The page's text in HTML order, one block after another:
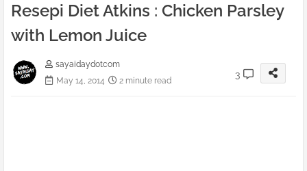
Resepi Diet Atkins : Chicken Parsley
with Lemon Juice
sayaidaydotcom
May 14, 2014
2 minute read
3